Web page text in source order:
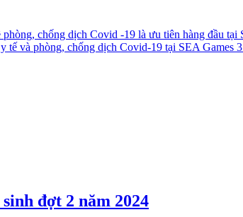
chống dịch Covid -19 là ưu tiên hàng đầu tại
tế và phòng, chống dịch Covid-19 tại SEA Games
đợt 2 năm 2024